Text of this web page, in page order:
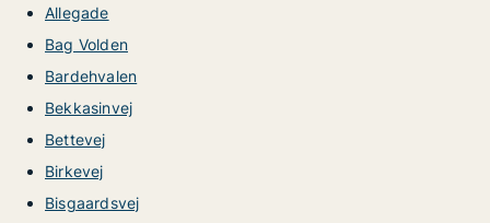
Allegade
Bag Volden
Bardehvalen
Bekkasinvej
Bettevej
Birkevej
Bisgaardsvej